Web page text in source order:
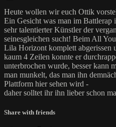
Heute wollen wir euch Ottik
Ein Gesicht was man im
sehr talentierter Künstler der
seinesgleichen sucht! Beim All
Lila Horizont komplett abgerissen
kaum 4 Zeilen konnte er
unterbrochen wurde, besser kann
man munkelt, das man ihn
Plattform hier sehen wird -
daher solltet ihr ihn lieber schon
Share with friends